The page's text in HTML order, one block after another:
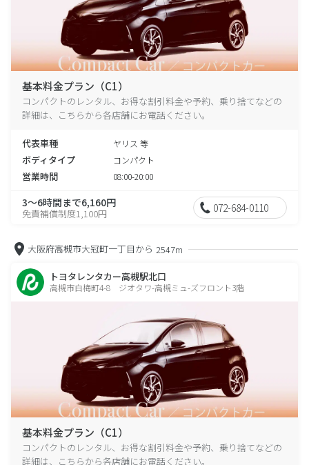
基本料金プラン（C1）
コンパクトのレンタル、お得な割引料金や予約、乗り捨てなどの
詳細は、こちらから各店舗にお電話ください。
代表車種 ヤリス 等
ボディタイプ コンパクト
営業時間 08:00-20:00
3～6時間まで6,160円
免責補償制度1,100円 072-684-0110
大阪府高槻市大冠町一丁目から 2547m
トヨタレンタカー高槻駅北口
高槻市白梅町4-8 ジオタワ-高槻ミュ-ズフロント3階
基本料金プラン（C1）
コンパクトのレンタル、お得な割引料金や予約、乗り捨てなどの
詳細は、こちらから各店舗にお電話ください。